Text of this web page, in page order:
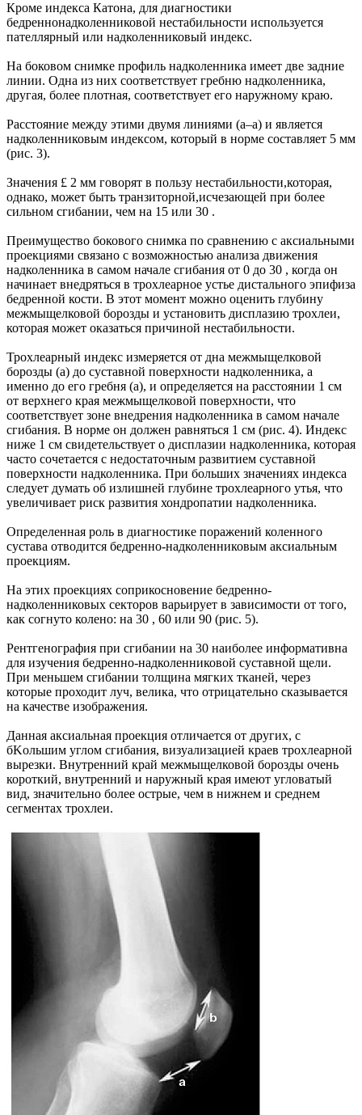
Кроме индекса Катона, для диагностики
бедреннонадколенниковой нестабильности используется
пателлярный или надколенниковый индекс.
На боковом снимке профиль надколенника имеет две задние
линии. Одна из них соответствует гребню надколенника,
другая, более плотная, соответствует его наружному краю.
Расстояние между этими двумя линиями (a–a) и является
надколенниковым индексом, который в норме составляет 5 мм
(рис. 3).
Значения £ 2 мм говорят в пользу нестабильности,которая,
однако, может быть транзиторной,исчезающей при более
сильном сгибании, чем на 15 или 30 .
Преимущество бокового снимка по сравнению с аксиальными
проекциями связано с возможностью анализа движения
надколенника в самом начале сгибания от 0 до 30 , когда он
начинает внедряться в трохлеарное устье дистального эпифиза
бедренной кости. В этот момент можно оценить глубину
межмыщелковой борозды и установить дисплазию трохлеи,
которая может оказаться причиной нестабильности.
Трохлеарный индекс измеряется от дна межмыщелковой
борозды (а) до суставной поверхности надколенника, а
именно до его гребня (а), и определяется на расстоянии 1 см
от верхнего края межмыщелковой поверхности, что
соответствует зоне внедрения надколенника в самом начале
сгибания. В норме он должен равняться 1 см (рис. 4). Индекс
ниже 1 см свидетельствует о дисплазии надколенника, которая
часто сочетается с недостаточным развитием суставной
поверхности надколенника. При бoльших значениях индекса
следует думать об излишней глубине трохлеарного утья, что
увеличивает риск развития хондропатии надколенника.
Определенная роль в диагностике поражений коленного
сустава отводится бедренно-надколенниковым аксиальным
проекциям.
На этих проекциях соприкосновение бедренно-
надколенниковых секторов варьирует в зависимости от того,
как согнуто колено: на 30 , 60 или 90 (рис. 5).
Рентгенография при сгибании на 30 наиболее информативна
для изучения бедренно-надколенниковой суставной щели.
При меньшем сгибании толщина мягких тканей, через
которые проходит луч, велика, что отрицательно сказывается
на качестве изображения.
Данная аксиальная проекция отличается от других, с
бKольшим углом сгибания, визуализацией краев трохлеарной
вырезки. Внутренний край межмыщелковой борозды очень
короткий, внутренний и наружный края имеют угловатый
вид, значительно более острые, чем в нижнем и среднем
сегментах трохлеи.